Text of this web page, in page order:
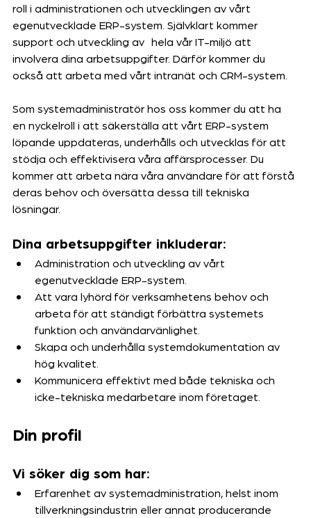
roll i administrationen och utvecklingen av vårt
egenutvecklade ERP-system. Självklart kommer
support och utveckling av hela vår IT-miljö att
involvera dina arbetsuppgifter. Därför kommer du
också att arbeta med vårt intranät och CRM-system.
Som systemadministratör hos oss kommer du att ha
en nyckelroll i att säkerställa att vårt ERP-system
löpande uppdateras, underhålls och utvecklas för att
stödja och effektivisera våra affärsprocesser. Du
kommer att arbeta nära våra användare för att förstå
deras behov och översätta dessa till tekniska
lösningar.
Dina arbetsuppgifter inkluderar:
Administration och utveckling av vårt
egenutvecklade ERP-system.
Att vara lyhörd för verksamhetens behov och
arbeta för att ständigt förbättra systemets
funktion och användarvänlighet.
Skapa och underhålla systemdokumentation av
hög kvalitet.
Kommunicera effektivt med både tekniska och
icke-tekniska medarbetare inom företaget.
Din profil
Vi söker dig som har:
Erfarenhet av systemadministration, helst inom
tillverkningsindustrin eller annat producerande